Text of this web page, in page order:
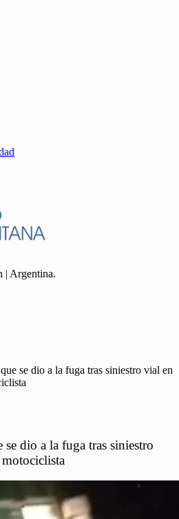
| Argentina.
se dio a la fuga tras siniestro vial en
dio a la fuga tras siniestro